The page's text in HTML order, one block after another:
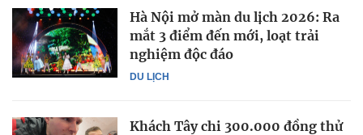
DU LỊCH
Hà Nội mở màn du lịch 2026: Ra
mắt 3 điểm đến mới, loạt trải
nghiệm độc đáo
Khách Tây chi 300.000 đồng thử